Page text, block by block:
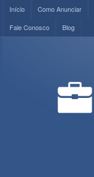
Início Como Anunciar
Fale Conosco
Blog